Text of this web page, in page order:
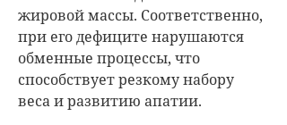
жировой массы. Соответственно,
при его дефиците нарушаются
обменные процессы, что
способствует резкому набору
веса и развитию апатии.